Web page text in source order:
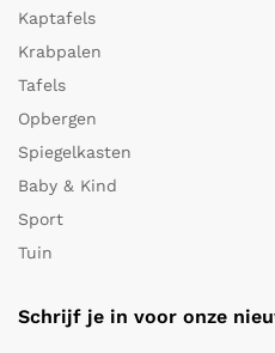
Kaptafels
Krabpalen
Tafels
Opbergen
Spiegelkasten
Baby & Kind
Sport
Tuin
Schrijf je in voor onze